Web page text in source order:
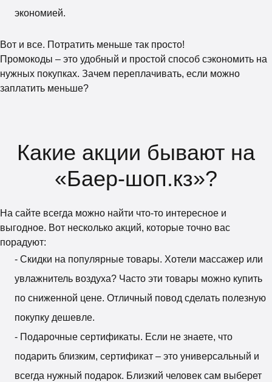
экономией.
Вот и все. Потратить меньше так просто!
Промокоды – это удобный и простой способ сэкономить на
нужных покупках. Зачем переплачивать, если можно
заплатить меньше?
Какие акции бывают на
«Баер-шоп.кз»?
На сайте всегда можно найти что-то интересное и
выгодное. Вот несколько акций, которые точно вас
порадуют:
- Скидки на популярные товары. Хотели массажер или
увлажнитель воздуха? Часто эти товары можно купить
по сниженной цене. Отличный повод сделать полезную
покупку дешевле.
- Подарочные сертификаты. Если не знаете, что
подарить близким, сертификат – это универсальный и
всегда нужный подарок. Близкий человек сам выберет